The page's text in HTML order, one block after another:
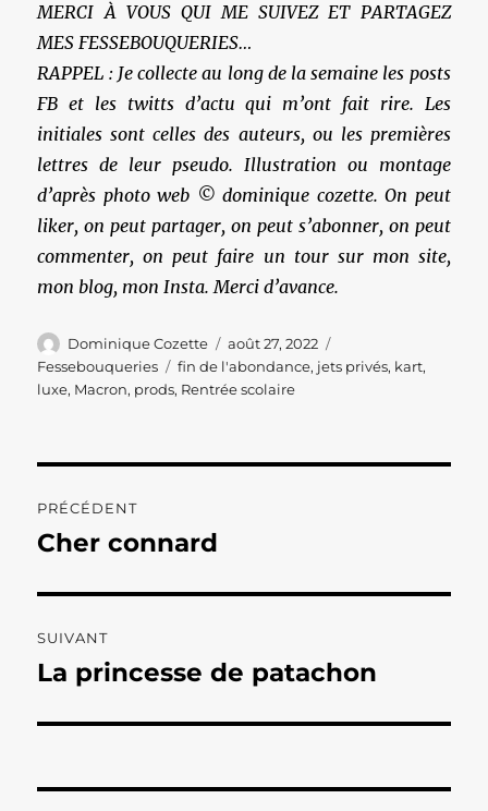
MERCI À VOUS QUI ME SUIVEZ ET PARTAGEZ
MES FESSEBOUQUERIES…
RAPPEL : Je collecte au long de la semaine les posts
FB et les twitts d’actu qui m’ont fait rire. Les
initiales sont celles des auteurs, ou les premières
lettres de leur pseudo. Illustration ou montage
d’après photo web © dominique cozette. On peut
liker, on peut partager, on peut s’abonner, on peut
commenter, on peut faire un tour sur mon site,
mon blog, mon Insta. Merci d’avance.
Auteur
Dominique Cozette
Publié
le
août 27, 2022
Fessebouqueries
Étiquettes
fin de l'abondance, jets privés, kart,
luxe, Macron, prods, Rentrée scolaire
de
PRÉCÉDENT
Publication
Cher connard
SUIVANT
Publication
La princesse de patachon